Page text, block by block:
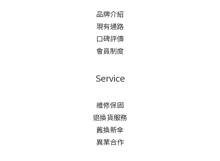
品牌介紹
現有通路
口碑評價
會員制度
Service
維修保固
退換貨服務
舊換新傘
異業合作